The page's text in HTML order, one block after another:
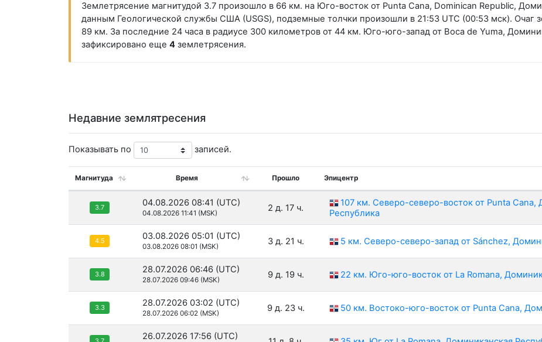
Землетрясение магнитудой 3.7 произошло в 66 км. на Юго-восток от Punta Cana, Dominican Republic,
данным Геологической службы США (USGS), подземные толчки произошли в 21:53 UTC (00:53 мск). Очаг
89 км. За последние 24 часа в радиусе 300 километров от 44 км. Юго-юго-запад от Boca de Yuma,
зафиксировано еще 4землетрясения.
Недавние землятресения
Показывать по записей.
Магнитуда Время Прошло Эпицентр
3.7 04.08.2026 08:41 (UTC)
04.08.2026 11:41 (MSK) 2 д. 17 ч.
107 км. Северо-северо-восток от Punta Cana,
Республика
4.5 03.08.2026 05:01 (UTC)
03.08.2026 08:01 (MSK) 3 д. 21 ч. 5 км. Северо-северо-запад от Sánchez,
3.8 28.07.2026 06:46 (UTC)
28.07.2026 09:46 (MSK) 9 д. 19 ч. 22 км. Юго-юго-восток от La Romana,
3.3 28.07.2026 03:02 (UTC)
28.07.2026 06:02 (MSK) 9 д. 23 ч. 50 км. Востоко-юго-восток от Punta Cana,
26.07.2026 17:56 (UTC)